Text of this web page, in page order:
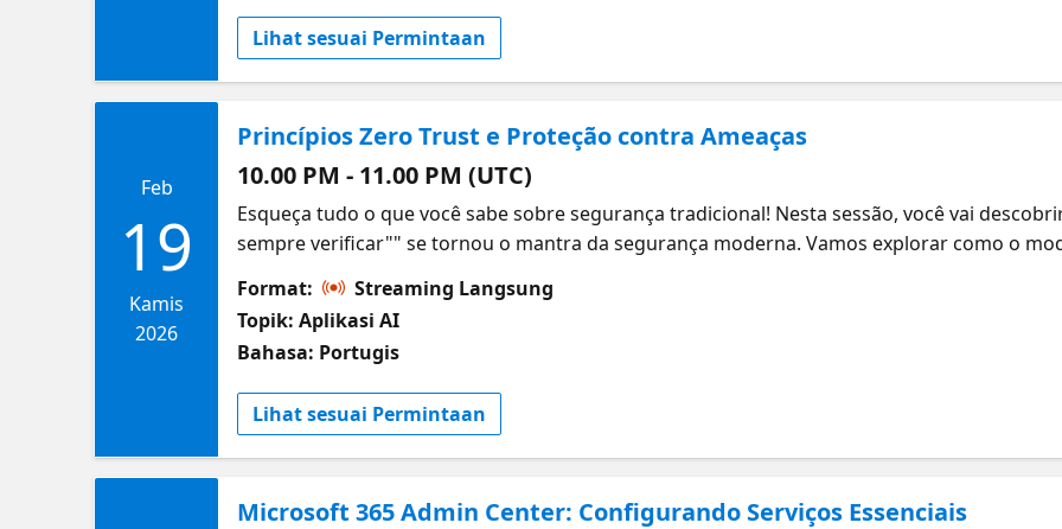
responsabilidade ao trabalhar com soluções de IA generativa
Lihat sesuai Permintaan
Feb
19
Kamis
2026
Princípios Zero Trust e Proteção contra Ameaças
10.00 PM - 11.00 PM (UTC)
Esqueça tudo o que você sabe sobre segurança tradicional! Nesta sessão, você vai
sempre verificar"" se tornou o mantra da segurança moderna. Vamos explorar como o
você vai aprender? Analisar e compreender o modelo de segurança Zero Trust
Microsoft 365 Examinar as ferramentas de proteção contra ameaças e inteligência de
Format:
Streaming Langsung
Topik: Aplikasi AI
Bahasa: Portugis
Lihat sesuai Permintaan
Microsoft 365 Admin Center: Configurando Serviços Essenciais